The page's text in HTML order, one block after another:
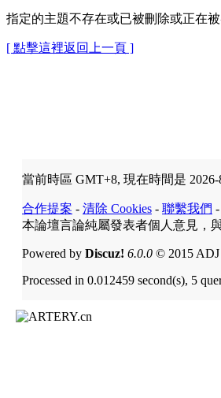
指定的主題不存在或已被刪除或正在被
[ 點擊這裡返回上一頁 ]
當前時區 GMT+8, 現在時間是 2026-
合作提案 - 清除 Cookies - 聯繫我們 -
本論壇言論純屬發表者個人意見，
Powered by Discuz! 6.0.0 © 2015
Processed in 0.012459 second(s), 5